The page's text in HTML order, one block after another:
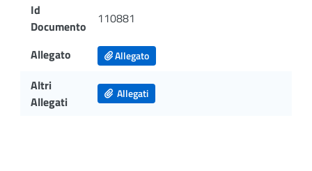
Id
Documento
110881
Allegato Allegato
Altri
Allegati
Allegati